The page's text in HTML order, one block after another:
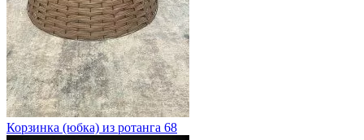
Корзинка (юбка) из ротанга 68